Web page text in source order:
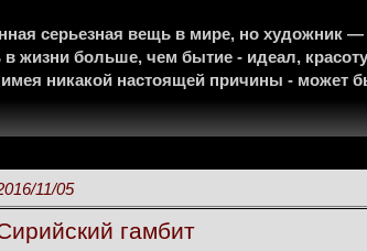
серьезная вещь в мире, но
в жизни больше, чем бытие - идеал,
имея никакой настоящей причины - может
11/05
гамбит